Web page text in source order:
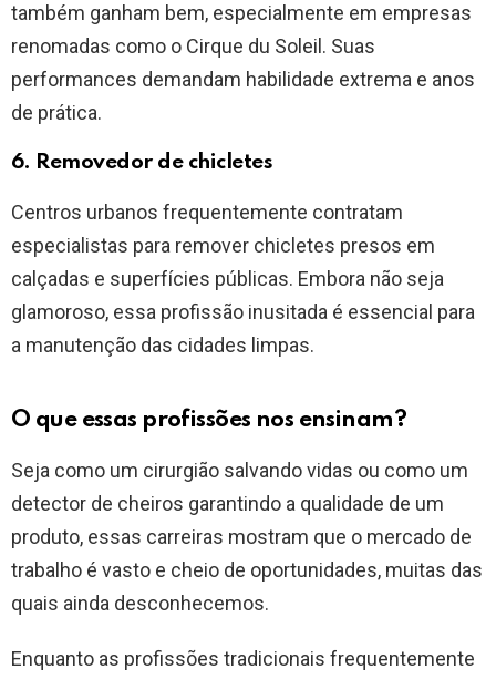
também ganham bem, especialmente em empresas
renomadas como o Cirque du Soleil. Suas
performances demandam habilidade extrema e anos
de prática.
6. Removedor de chicletes
Centros urbanos frequentemente contratam
especialistas para remover chicletes presos em
calçadas e superfícies públicas. Embora não seja
glamoroso, essa profissão inusitada é essencial para
a manutenção das cidades limpas.
O que essas profissões nos ensinam?
Seja como um cirurgião salvando vidas ou como um
detector de cheiros garantindo a qualidade de um
produto, essas carreiras mostram que o mercado de
trabalho é vasto e cheio de oportunidades, muitas das
quais ainda desconhecemos.
Enquanto as profissões tradicionais frequentemente